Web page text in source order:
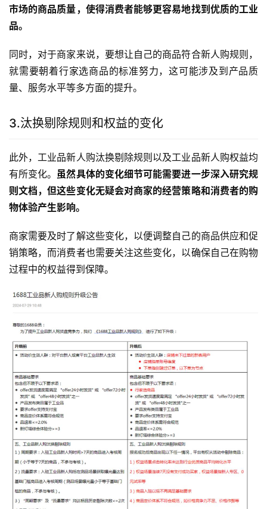
市场的商品质量，使得消费者能够更容易地找到优质的工业
品。
同时，对于商家来说，要想让自己的商品符合新人购规则，
就需要朝着行家选商品的标准努力，这可能涉及到产品质
量、服务水平等多方面的提升。
3.汰换剔除规则和权益的变化
此外，工业品新人购汰换剔除规则以及工业品新人购权益均
有所变化。 虽然具体的变化细节可能需要进一步深入研究规
则文档，但这些变化无疑会对商家的经营策略和消费者的购
物体验产生影响。
商家需要及时了解这些变化，以便调整自己的商品供应和促
销策略，而消费者也需要关注这些变化，以确保自己在购物
过程中的权益得到保障。